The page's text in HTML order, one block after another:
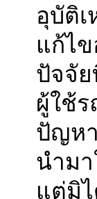
อุบัติ
แก้ไข
ปัจจั
ผู้ใช้
ปัญห
นำม
แต่มิ